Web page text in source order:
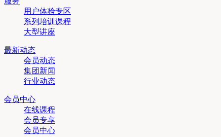
用户体验专区
系列培训课程
大型讲座
最新动态
会员动态
集团新闻
行业动态
会员中心
在线课程
会员专享
会员中心